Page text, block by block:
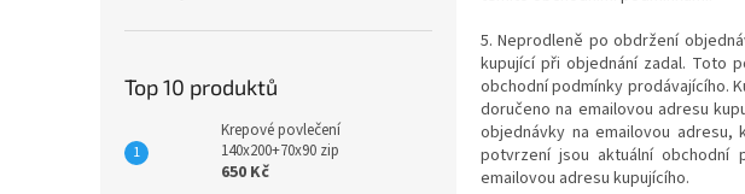
Top 10 produktů
Krepové povlečení
140x200+70x90 zip
650 Kč
5. Neprodleně po obdržení
kupující při objednání zadal. Toto
obchodní podmínky prodávajícího.
doručeno na emailovou adresu
objednávky na emailovou
potvrzení jsou aktuální obchodní
emailovou adresu kupujícího.